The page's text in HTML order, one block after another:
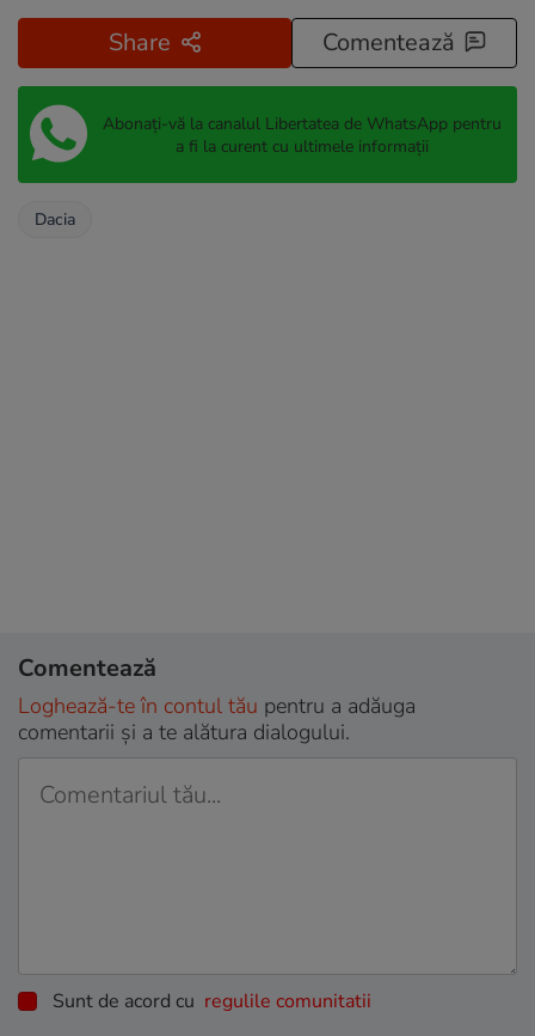
Share Comentează
Abonați-vă la canalul Libertatea de WhatsApp pentru
a fi la curent cu ultimele informații
Dacia
Comentează
Loghează-te în contul tău pentru a adăuga
comentarii și a te alătura dialogului.
Sunt de acord cu regulile comunitatii